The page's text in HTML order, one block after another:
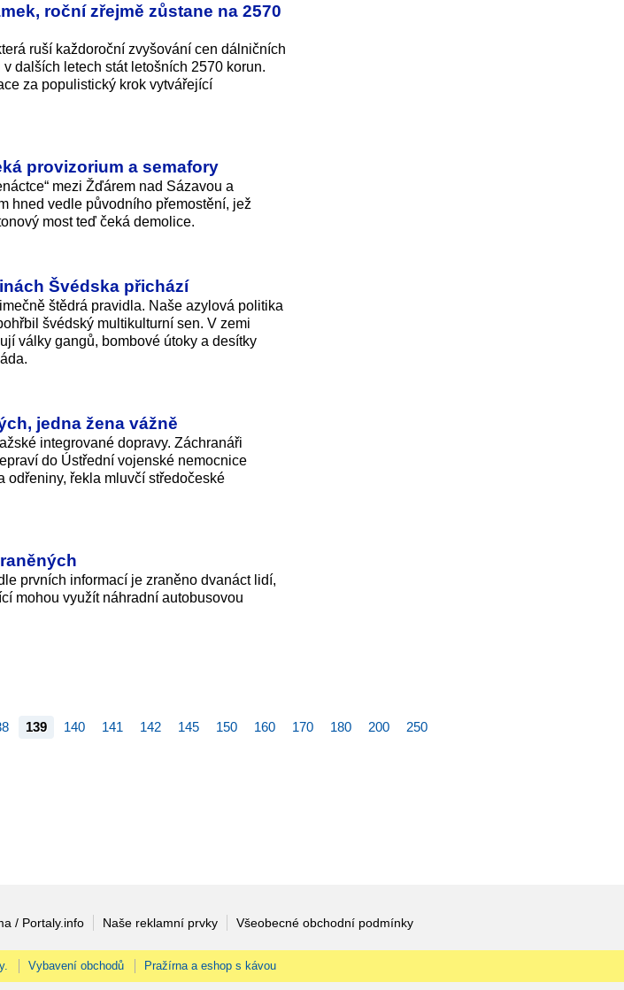
roční zřejmě zůstane na 2570
ruší každoroční zvyšování cen dálničních
dalších letech stát letošních 2570 korun.
za populistický krok vytvářející
provizorium a semafory
mezi Žďárem nad Sázavou a
hned vedle původního přemostění, jež
most teď čeká demolice.
Švédska přichází
štědrá pravidla. Naše azylová politika
švédský multikulturní sen. V zemi
války gangů, bombové útoky a desítky
jedna žena vážně
integrované dopravy. Záchranáři
do Ústřední vojenské nemocnice
odřeniny, řekla mluvčí středočeské
prvních informací je zraněno dvanáct lidí,
mohou využít náhradní autobusovou
139 140 141 142 145 150 160 170 180 200 250
/ Portaly.info Naše reklamní prvky Všeobecné obchodní podmínky
Vybavení obchodů Pražírna a eshop s kávou